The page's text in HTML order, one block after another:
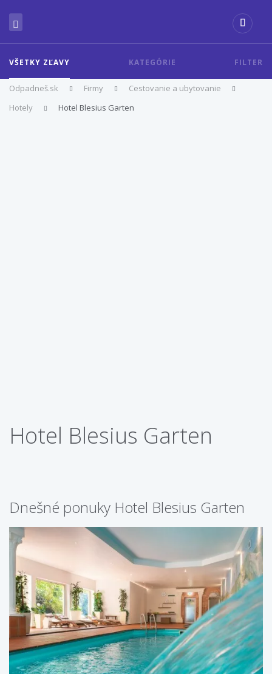
VŠETKY ZĽAVY KATEGÓRIE FILTER
Odpadneš.sk Firmy
Cestovanie a ubytovanie
Hotely
Hotel Blesius Garten
Hotel Blesius Garten
Dnešné ponuky Hotel Blesius Garten